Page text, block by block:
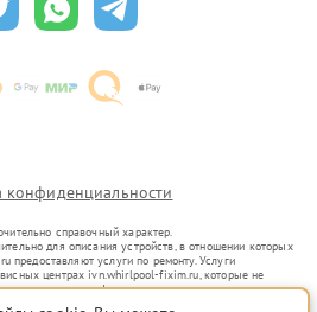
конфиденциальности
справочный характер.
для описания устройств, в отношении которых
услуги по ремонту. Услуги
центрах ivn.whirlpool-fixim.ru, которые не
знаков или их официальными представителями.
уже введенных в гражданский оборот в соответствии